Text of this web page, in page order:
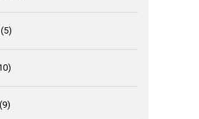
(5)
(9)